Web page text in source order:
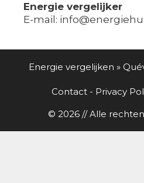
Energie vergelijker
E-mail:
Energie vergelijken »
Contact - Privacy
© 2026 // Alle